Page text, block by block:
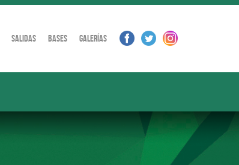
Salidas Bases Galerías